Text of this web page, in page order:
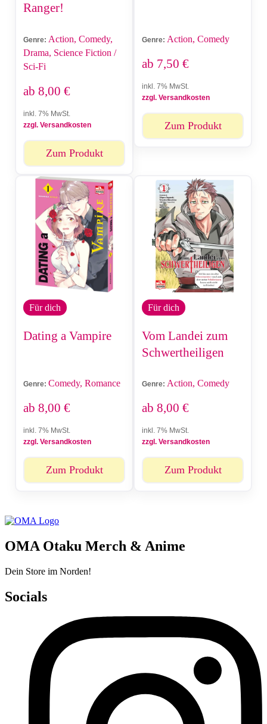
Ranger!
Genre: Action, Comedy,
Drama, Science Fiction /
Sci-Fi
ab 8,00 €
inkl. 7% MwSt.
zzgl. Versandkosten
Zum Produkt
Genre: Action, Comedy
ab 7,50 €
inkl. 7% MwSt.
zzgl. Versandkosten
Zum Produkt
Für dich
Dating a Vampire
Genre: Comedy, Romance
ab 8,00 €
inkl. 7% MwSt.
zzgl. Versandkosten
Zum Produkt
Für dich
Vom Landei zum
Schwertheiligen
Genre: Action, Comedy
ab 8,00 €
inkl. 7% MwSt.
zzgl. Versandkosten
Zum Produkt
OMA Otaku Merch & Anime
Dein Store im Norden!
Socials